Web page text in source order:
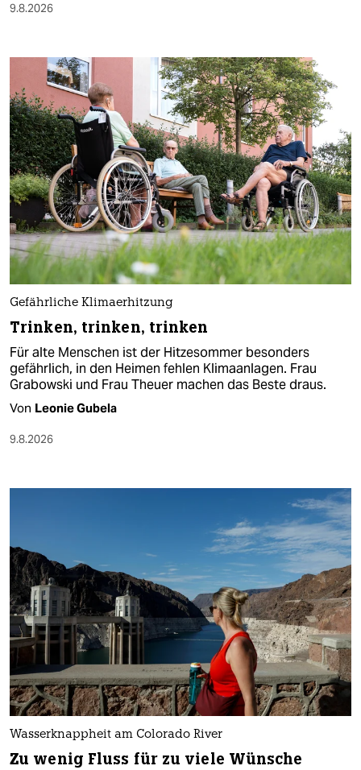
9.8.2026
Gefährliche Klimaerhitzung
Trinken, trinken, trinken
Für alte Menschen ist der Hitzesommer besonders
gefährlich, in den Heimen fehlen Klimaanlagen. Frau
Grabowski und Frau Theuer machen das Beste draus.
Von Leonie Gubela
9.8.2026
Wasserknappheit am Colorado River
Zu wenig Fluss für zu viele Wünsche